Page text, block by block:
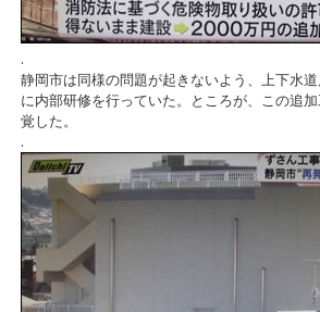
.
静岡市は同様の問題が起きないよう、上下水
に内部研修を行っていた。ところが、この追
覚した。
.